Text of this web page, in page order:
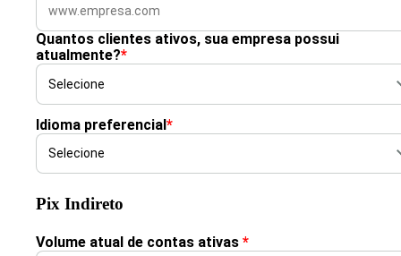
Quantos clientes ativos, sua empresa possui
atualmente?*
Idioma preferencial*
Pix Indireto
Volume atual de contas ativas *